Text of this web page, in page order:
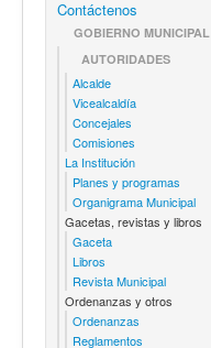
Contáctenos
GOBIERNO MUNICIPAL
AUTORIDADES
Alcalde
Vicealcaldía
Concejales
Comisiones
La Institución
Planes y programas
Organigrama Municipal
Gacetas, revistas y libros
Gaceta
Libros
Revista Municipal
Ordenanzas y otros
Ordenanzas
Reglamentos